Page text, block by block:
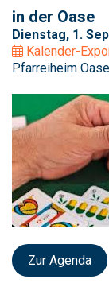
in der Oase
Dienstag, 1.
Kalender-
Pfarreiheim
Zur Agenda